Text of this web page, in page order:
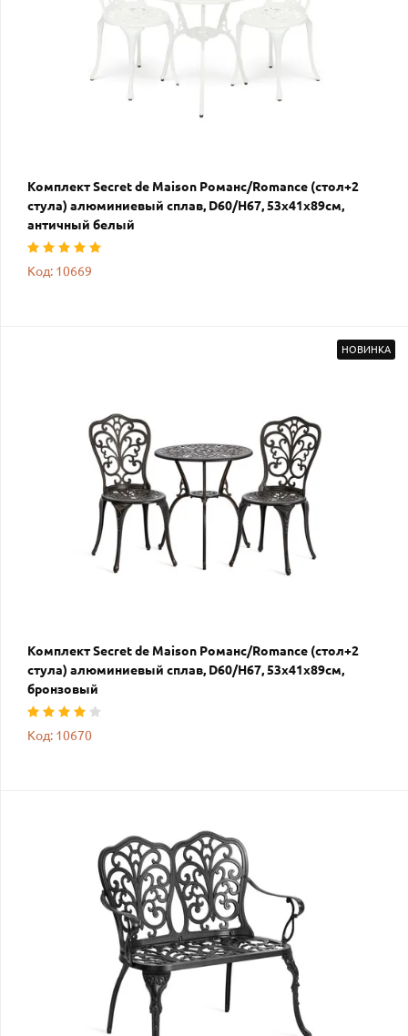
Комплект Secret de Maison Романс/Romance (стол+2
стула) алюминиевый сплав, D60/H67, 53х41х89см,
античный белый
Код: 10669
НОВИНКА
Комплект Secret de Maison Романс/Romance (стол+2
стула) алюминиевый сплав, D60/H67, 53х41х89см,
бронзовый
Код: 10670